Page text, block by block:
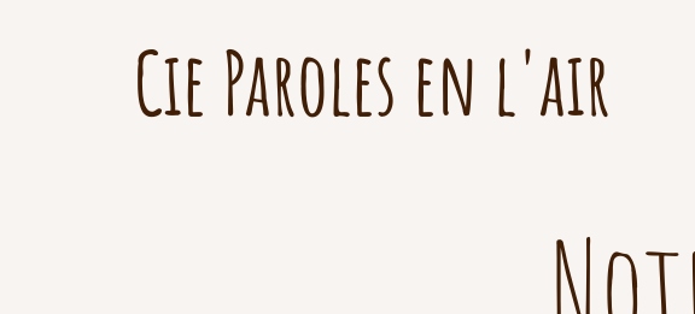
Cie Paroles en l'air